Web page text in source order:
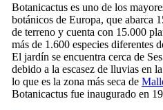
Botanicactus es uno de los
botánicos de Europa, que abarca
de terreno y cuenta con 15.000
más de 1.600 especies diferentes
El jardín se encuentra cerca de
debido a la escasez de lluvias en
lo que es la zona más seca de
Botanicactus fue inaugurado en